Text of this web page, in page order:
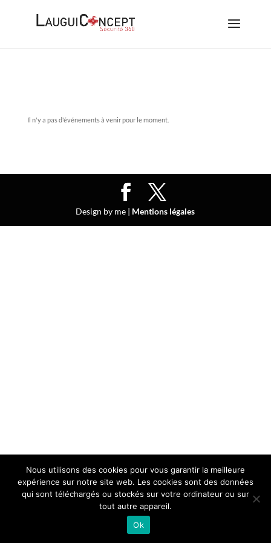
Il n'y a pas d'événements à venir pour le moment.
Design by me | Mentions légales
Nous utilisons des cookies pour vous garantir la meilleure
expérience sur notre site web. Les cookies sont des données
qui sont téléchargés ou stockés sur votre ordinateur ou sur
tout autre appareil.
Ok